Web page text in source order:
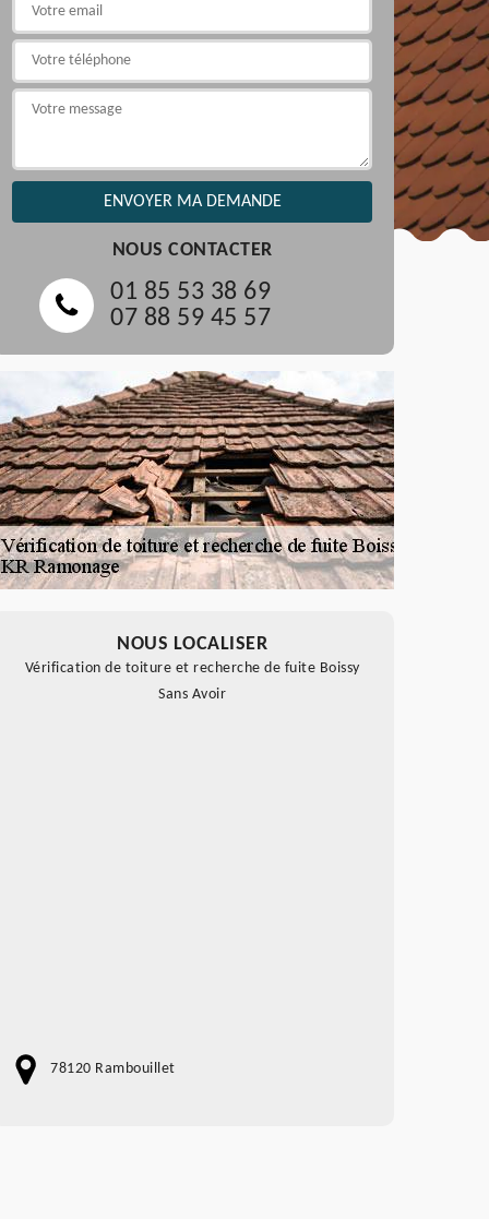
NOUS CONTACTER
01 85 53 38 69
07 88 59 45 57
NOUS LOCALISER
Vérification de toiture et recherche de fuite Boissy
Sans Avoir
78120 Rambouillet